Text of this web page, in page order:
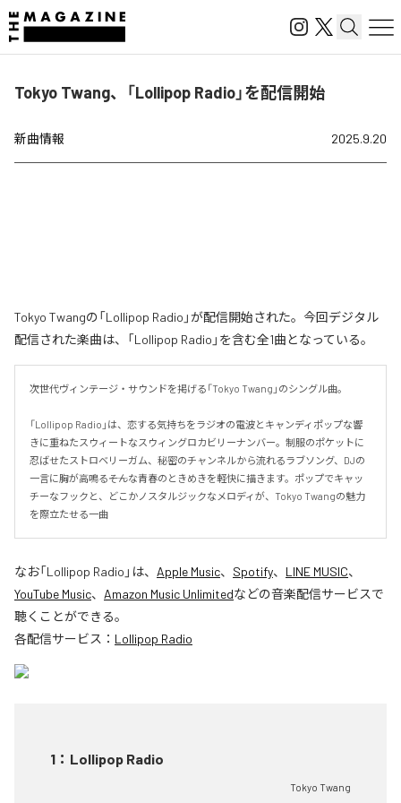
Tokyo Twang、「Lollipop Radio」を配信開始
新曲情報 2025.9.20
Tokyo Twangの「Lollipop Radio」が配信開始された。今回デジタル
配信された楽曲は、「Lollipop Radio」を含む全1曲となっている。
次世代ヴィンテージ・サウンドを掲げる「Tokyo Twang」のシングル曲。
「Lollipop Radio」は、恋する気持ちをラジオの電波とキャンディポップな響
きに重ねたスウィートなスウィングロカビリーナンバー。制服のポケットに
忍ばせたストロベリーガム、秘密のチャンネルから流れるラブソング、DJの
一言に胸が高鳴る――そんな青春のときめきを軽快に描きます。ポップでキャッ
チーなフックと、どこかノスタルジックなメロディが、Tokyo Twangの魅力
を際立たせる一曲
なお「Lollipop Radio 」は、 Apple Music、 Spotify、 LINE MUSIC、
YouTube Music、 Amazon Music Unlimitedなどの音楽配信サービスで
聴くことができる。
各配信サービス： Lollipop Radio
1 ： Lollipop Radio
Tokyo Twang